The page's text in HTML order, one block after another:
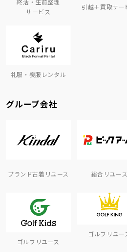
サービス
引越＋買取サー
礼服・喪服レンタル
グループ会社
ブランド古着リユース 総合リユース
ゴルフリユース
ゴルフリユー